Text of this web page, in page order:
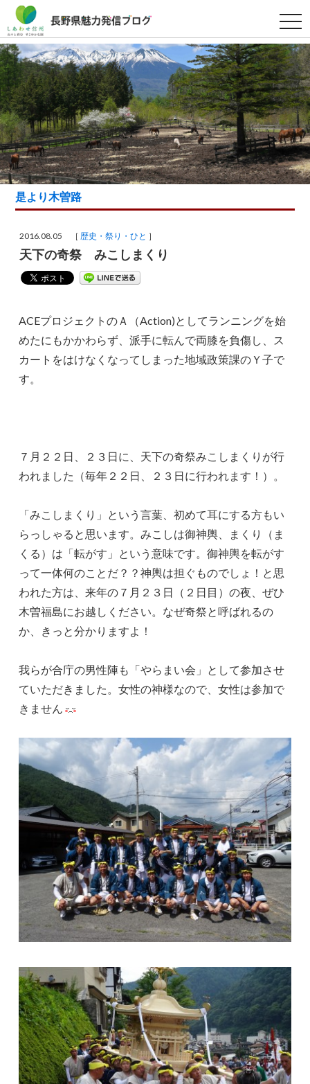
t
o
g
g
l
e
n
a
v
i
g
a
t
i
o
n
是より木曽路
2016.08.05 ［歴史・祭り・ひと ］
天下の奇祭 みこしまくり
ACEプロジェクトのＡ（Action)としてランニングを始
めたにもかかわらず、派手に転んで両膝を負傷し、ス
カートをはけなくなってしまった地域政策課のＹ子で
す。
７月２２日、２３日に、天下の奇祭みこしまくりが行
われました（毎年２２日、２３日に行われます！）。
「みこしまくり」という言葉、初めて耳にする方もい
らっしゃると思います。みこしは御神輿、まくり（ま
くる）は「転がす」という意味です。御神輿を転がす
って一体何のことだ？？神輿は担ぐものでしょ！と思
われた方は、来年の７月２３日（２日目）の夜、ぜひ
木曽福島にお越しください。なぜ奇祭と呼ばれるの
か、きっと分かりますよ！
我らが合庁の男性陣も「やらまい会」として参加させ
ていただきました。女性の神様なので、女性は参加で
きません